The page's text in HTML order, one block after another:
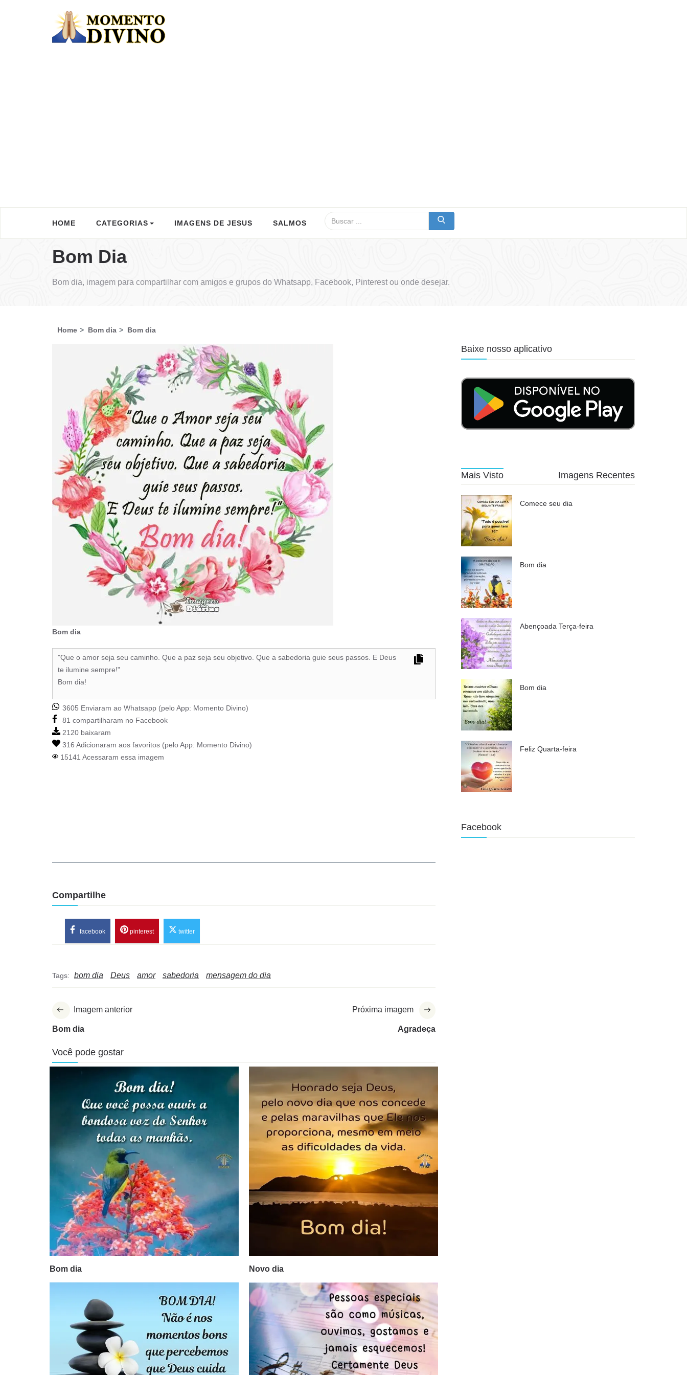
HOME CATEGORIAS IMAGENS DE JESUS SALMOS
Bom Dia
Bom dia, imagem para compartilhar com amigos e grupos do Whatsapp, Facebook, Pinterest ou onde desejar.
Home Bom dia Bom dia
Bom dia
"Que o amor seja seu caminho. Que a paz seja seu objetivo. Que a sabedoria guie seus passos. E Deus
te ilumine sempre!"
Bom dia!
3605 Enviaram ao Whatsapp (pelo App: Momento Divino)
81 compartilharam no Facebook
2120 baixaram
316 Adicionaram aos favoritos (pelo App: Momento Divino)
15141 Acessaram essa imagem
Compartilhe
facebook pinterest twitter
Tags: bom dia Deus amor sabedoria mensagem do dia
Imagem anterior
Bom dia
Próxima imagem
Agradeça
Você pode gostar
Bom dia Novo dia
Baixe nosso aplicativo
Mais Visto Imagens Recentes
Comece seu dia
Bom dia
Abençoada Terça-feira
Bom dia
Feliz Quarta-feira
Facebook